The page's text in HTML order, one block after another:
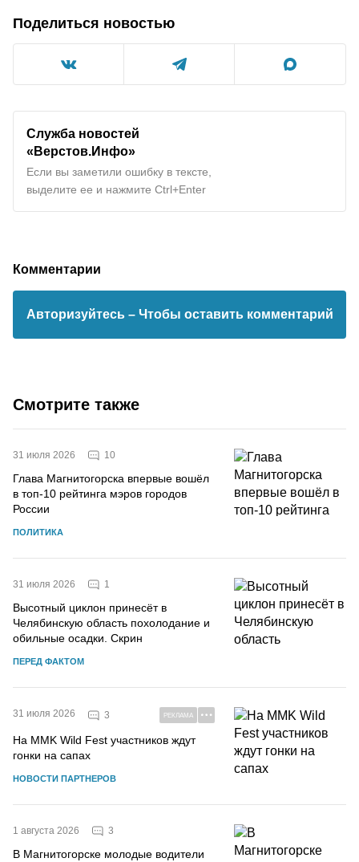
Поделиться новостью
Служба новостей
«Верстов.Инфо»
Если вы заметили ошибку в тексте,
выделите ее и нажмите Ctrl+Enter
Комментарии
Авторизуйтесь – Чтобы оставить комментарий
Смотрите также
31 июля 2026 10
Глава Магнитогорска впервые вошёл
в топ-10 рейтинга мэров городов
России
ПОЛИТИКА
31 июля 2026 1
Высотный циклон принесёт в
Челябинскую область похолодание и
обильные осадки. Скрин
ПЕРЕД ФАКТОМ
31 июля 2026 3 РЕКЛАМА
На MMK Wild Fest участников ждут
гонки на сапах
НОВОСТИ ПАРТНЕРОВ
1 августа 2026 3
В Магнитогорске молодые водители